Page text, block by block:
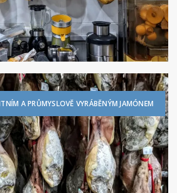
A PRŮMYSLOVĚ VYRÁBĚNÝM JAMÓNEM